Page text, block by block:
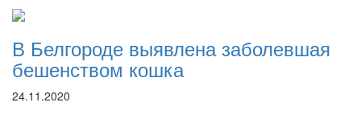
В Белгороде выявлена заболевшая
бешенством кошка
24.11.2020